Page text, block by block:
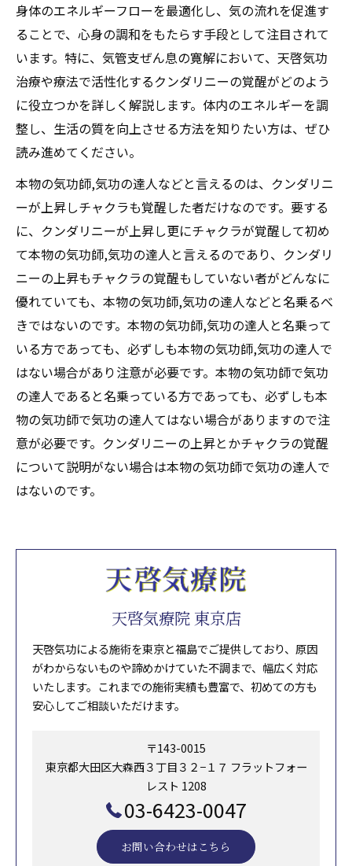
身体のエネルギーフローを最適化し、気の流れを促進す
ることで、心身の調和をもたらす手段として注目されて
います。特に、気管支ぜん息の寛解において、天啓気功
治療や療法で活性化するクンダリニーの覚醒がどのよう
に役立つかを詳しく解説します。体内のエネルギーを調
整し、生活の質を向上させる方法を知りたい方は、ぜひ
読み進めてください。
本物の気功師,気功の達人などと言えるのは、クンダリニ
ーが上昇しチャクラも覚醒した者だけなのです。要する
に、クンダリニーが上昇し更にチャクラが覚醒して初め
て本物の気功師,気功の達人と言えるのであり、クンダリ
ニーの上昇もチャクラの覚醒もしていない者がどんなに
優れていても、本物の気功師,気功の達人などと名乗るべ
きではないのです。本物の気功師,気功の達人と名乗って
いる方であっても、必ずしも本物の気功師,気功の達人で
はない場合があり注意が必要です。本物の気功師で気功
の達人であると名乗っている方であっても、必ずしも本
物の気功師で気功の達人てはない場合がありますので注
意が必要です。クンダリニーの上昇とかチャクラの覚醒
について説明がない場合は本物の気功師で気功の達人で
はないのです。
天啓気療院 東京店
天啓気功による施術を東京と福島でご提供しており、原因
がわからないものや諦めかけていた不調まで、幅広く対応
いたします。これまでの施術実績も豊富で、初めての方も
安心してご相談いただけます。
〒143-0015
東京都大田区大森西３丁目３２−１７ フラットフォー
レスト 1208
03-6423-0047
お問い合わせはこちら